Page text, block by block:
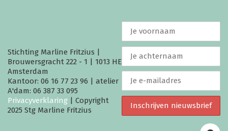
Stichting Marline Fritzius |
Brouwersgracht 222 - 1 | 1013 HE
Amsterdam
Kantoor: 06 16 77 23 96 | atelier
A'dam: 06 387 33 095
Privacyverklaring | Copyright
2025 Stg Marline Fritzius